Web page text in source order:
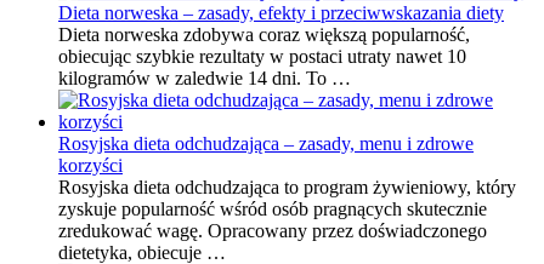
Dieta norweska – zasady, efekty i przeciwwskazania diety
Dieta norweska zdobywa coraz większą popularność,
obiecując szybkie rezultaty w postaci utraty nawet 10
kilogramów w zaledwie 14 dni. To …
Rosyjska dieta odchudzająca – zasady, menu i zdrowe
korzyści
Rosyjska dieta odchudzająca to program żywieniowy, który
zyskuje popularność wśród osób pragnących skutecznie
zredukować wagę. Opracowany przez doświadczonego
dietetyka, obiecuje …